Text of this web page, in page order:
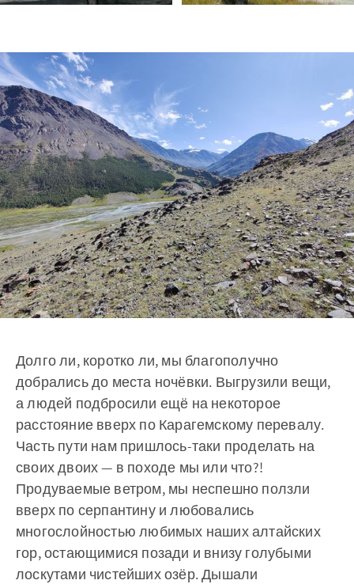
Долго ли, коротко ли, мы благополучно
добрались до места ночёвки. Выгрузили вещи,
а людей подбросили ещё на некоторое
расстояние вверх по Карагемскому перевалу.
Часть пути нам пришлось-таки проделать на
своих двоих — в походе мы или что?!
Продуваемые ветром, мы неспешно ползли
вверх по серпантину и любовались
многослойностью любимых наших алтайских
гор, остающимися позади и внизу голубыми
лоскутами чистейших озёр. Дышали